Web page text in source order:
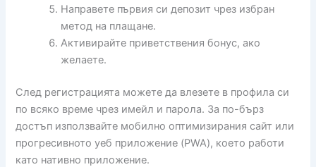
Направете първия си депозит чрез избран
метод на плащане.
Активирайте приветствения бонус, ако
желаете.
След регистрацията можете да влезете в профила си
по всяко време чрез имейл и парола. За по-бърз
достъп използвайте мобилно оптимизирания сайт или
прогресивното уеб приложение (PWA), което работи
като нативно приложение.